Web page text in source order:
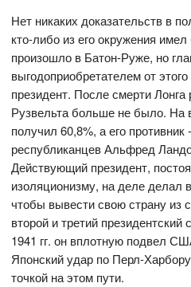
Нет никаких доказательств в
кто-либо из его окружения
произошло в Батон-Руже, но
выгодоприобретателем от
президент. После смерти
Рузвельта больше не было. На
получил 60,8%, а его противник
республиканцев Альфред
Действующий президент,
изоляционизму, на деле делал
чтобы вывести свою страну из
второй и третий президентский
1941 гг. он вплотную подвел
Японский удар по Перл-
точкой на этом пути.